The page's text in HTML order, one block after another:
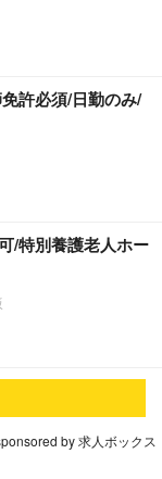
許必須/日勤のみ/
/特別養護老人ホー
by 求人ボックス